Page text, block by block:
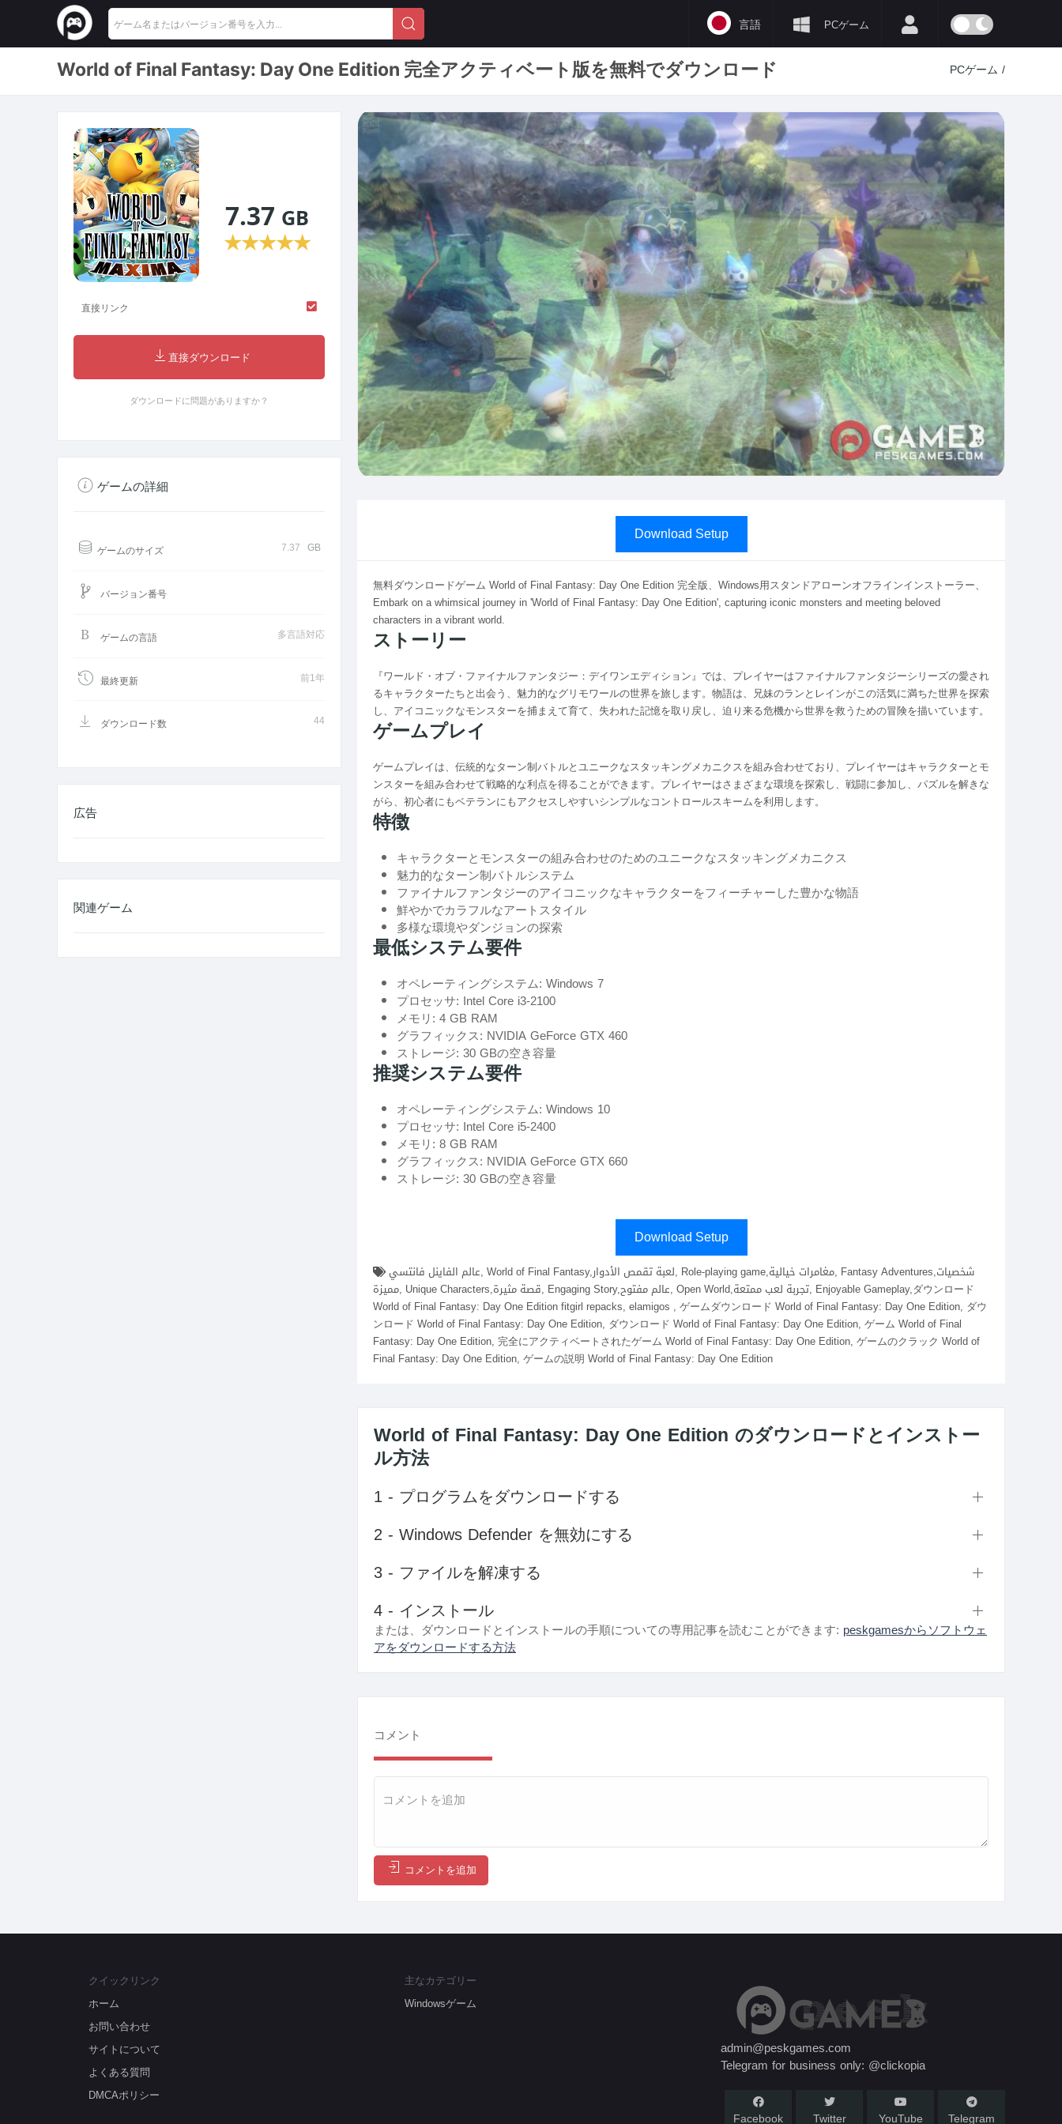
PCゲーム
言語
World of Final Fantasy: Day One Edition 完全アクティベート版を無料でダウンロード PCゲーム /
Download Setup
無料ダウンロードゲーム World of Final Fantasy: Day One Edition 完全版、Windows用スタンドアローンオフラインインストーラー、
Embark on a whimsical journey in 'World of Final Fantasy: Day One Edition', capturing iconic monsters and meeting beloved
characters in a vibrant world.
ストーリー
『ワールド・オブ・ファイナルファンタジー：デイワンエディション』では、プレイヤーはファイナルファンタジーシリーズの愛され
るキャラクターたちと出会う、魅力的なグリモワールの世界を旅します。物語は、兄妹のランとレインがこの活気に満ちた世界を探索
し、アイコニックなモンスターを捕まえて育て、失われた記憶を取り戻し、迫り来る危機から世界を救うための冒険を描いています。
ゲームプレイ
ゲームプレイは、伝統的なターン制バトルとユニークなスタッキングメカニクスを組み合わせており、プレイヤーはキャラクターとモ
ンスターを組み合わせて戦略的な利点を得ることができます。プレイヤーはさまざまな環境を探索し、戦闘に参加し、パズルを解きな
がら、初心者にもベテランにもアクセスしやすいシンプルなコントロールスキームを利用します。
特徴
キャラクターとモンスターの組み合わせのためのユニークなスタッキングメカニクス
魅力的なターン制バトルシステム
ファイナルファンタジーのアイコニックなキャラクターをフィーチャーした豊かな物語
鮮やかでカラフルなアートスタイル
多様な環境やダンジョンの探索
最低システム要件
オペレーティングシステム: Windows 7
プロセッサ: Intel Core i3-2100
メモリ: 4 GB RAM
グラフィックス: NVIDIA GeForce GTX 460
ストレージ: 30 GBの空き容量
推奨システム要件
オペレーティングシステム: Windows 10
プロセッサ: Intel Core i5-2400
メモリ: 8 GB RAM
グラフィックス: NVIDIA GeForce GTX 660
ストレージ: 30 GBの空き容量
Download Setup
مميزة, Unique Characters,قصة مثيرة, Engaging Story,عالم مفتوح, Open World,تجربة لعب ممتعة, Enjoyable Gameplay,ダウンロード
World of Final Fantasy: Day One Edition fitgirl repacks, elamigos , ゲームダウンロード World of Final Fantasy: Day One Edition, ダウ
ンロード World of Final Fantasy: Day One Edition, ダウンロード World of Final Fantasy: Day One Edition, ゲーム World of Final
Fantasy: Day One Edition, 完全にアクティベートされたゲーム World of Final Fantasy: Day One Edition, ゲームのクラック World of
Final Fantasy: Day One Edition, ゲームの説明 World of Final Fantasy: Day One Edition
World of Final Fantasy: Day One Edition のダウンロードとインストー
ル方法
1 - プログラムをダウンロードする
2 - Windows Defender を無効にする
3 - ファイルを解凍する
4 - インストール
または、ダウンロードとインストールの手順についての専用記事を読むことができます: peskgamesからソフトウェ
アをダウンロードする方法
コメント
コメントを追加
7.37 GB
★★★★★
直接リンク
直接ダウンロード
ダウンロードに問題がありますか？
ゲームの詳細
ゲームのサイズ 7.37 GB
バージョン番号
ゲームの言語 多言語対応
最終更新 前1年
ダウンロード数 44
広告
関連ゲーム
クイックリンク
ホーム
お問い合わせ
サイトについて
よくある質問
DMCAポリシー
主なカテゴリー
Windowsゲーム
admin@peskgames.com
Telegram for business only: @clickopia
Facebook Twitter YouTube Telegram